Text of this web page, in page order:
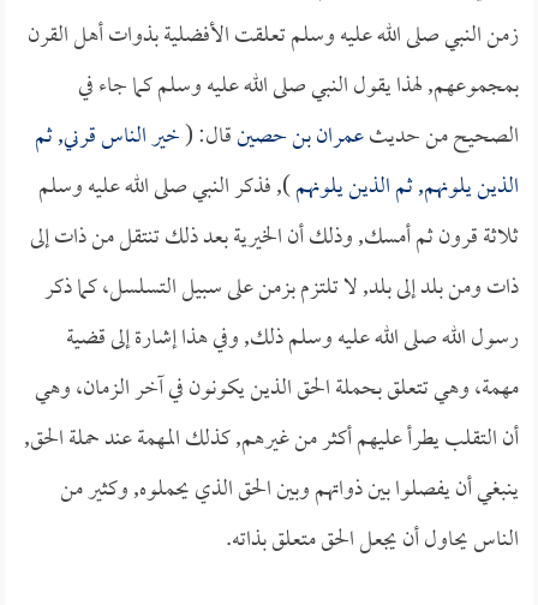
زمن النبي صلى الله عليه وسلم تعلقت الأفضلية بذوات أهل القرن
بمجموعهم, لهذا يقول النبي صلى الله عليه وسلم كما جاء في
الصحيح من حديثعمران بن حصينقال: (خير الناس قرني, ثم
الذين يلونهم, ثم الذين يلونهم), فذكر النبي صلى الله عليه وسلم
ثلاثة قرون ثم أمسك, وذلك أن الخيرية بعد ذلك تنتقل من ذات إلى
ذات ومن بلد إلى بلد, لا تلتزم بزمن على سبيل التسلسل، كما ذكر
رسول الله صلى الله عليه وسلم ذلك, وفي هذا إشارة إلى قضية
مهمة، وهي تتعلق بحملة الحق الذين يكونون في آخر الزمان، وهي
أن التقلب يطرأ عليهم أكثر من غيرهم, كذلك المهمة عند حملة الحق,
ينبغي أن يفصلوا بين ذواتهم وبين الحق الذي يحملوه, وكثير من
الناس يحاول أن يجعل الحق متعلق بذاته.